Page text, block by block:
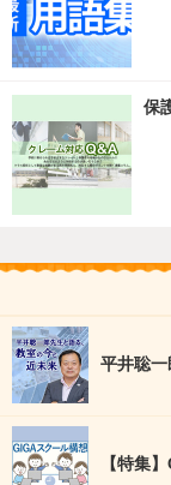
保
平井聡
【特集